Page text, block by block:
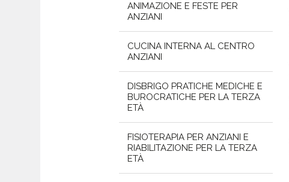
ANIMAZIONE E FESTE PER
ANZIANI
CUCINA INTERNA AL CENTRO
ANZIANI
DISBRIGO PRATICHE MEDICHE E
BUROCRATICHE PER LA TERZA
ETÀ
FISIOTERAPIA PER ANZIANI E
RIABILITAZIONE PER LA TERZA
ETÀ